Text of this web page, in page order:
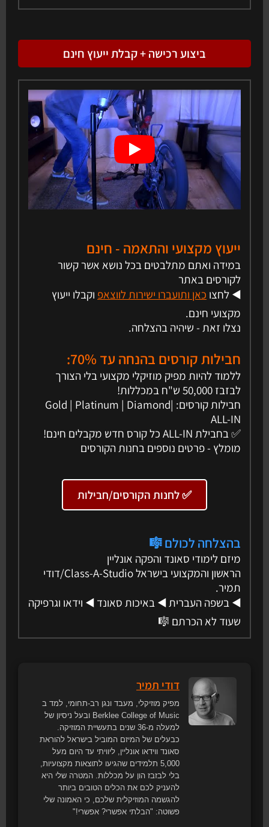
ביצוע רכישה + קבלת ייעוץ חינם
ייעוץ מקצועי והתאמה - חינם
במידה ואתם מתלבטים בכל נושא אשר קשור
לקורסים באתר
◀️ לחצו כאן ותועברו ישירות לווצאפ וקבלו ייעוץ
מקצועי חינם.
נצלו זאת - שיהיה בהצלחה.
חבילות קורסים בהנחה עד 70%:
ללמוד להיות מפיק מוזיקלי מקצועי בלי הצורך
לבזבז 50,000 ש"ח במכללות!
חבילות קורסים: Gold | Platinum | Diamond|
ALL-IN
✅ בחבילת ALL-IN כל קורס חדש מקבלים חינם!
מומלץ - פרטים נוספים בחנות הקורסים
✅ לחנות הקורסים/חבילות
בהצלחה לכולם 🎼
מיזם לימודי סאונד והפקה אונליין
הראשון והמקצועי בישראל Class-A-Studio/דודי
תמיר.
◀️ בשפה העברית ◀️ באיכות סאונד ◀️ וידאו וגרפיקה
שעוד לא הכרתם 🎼
דודי תמיר
מפיק מוזיקלי, מעבד ונגן רב-תחומי, למד ב
Berklee College of Music ובעל ניסיון של
למעלה מ-36 שנים בתעשיית המוזיקה.
כבעלים של המיזם המוביל בישראל להוראת
סאונד ווידאו אונליין, ליוויתי עד היום מעל
5,000 תלמידים שהגיעו לתוצאות מקצועיות,
בלי לבזבז הון על מכללות. המטרה שלי היא
להעניק לכם את הכלים הטובים ביותר
להגשמה המוזיקלית שלכם, כי האמונה שלי
פשוטה: "הבלתי אפשרי? אפשרי!"